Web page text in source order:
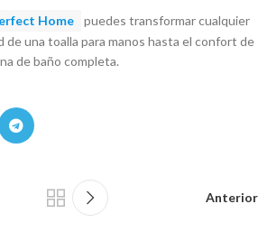
Home
puedes transformar cualquier
de una toalla para manos hasta el confort de
de baño completa.
Anterior